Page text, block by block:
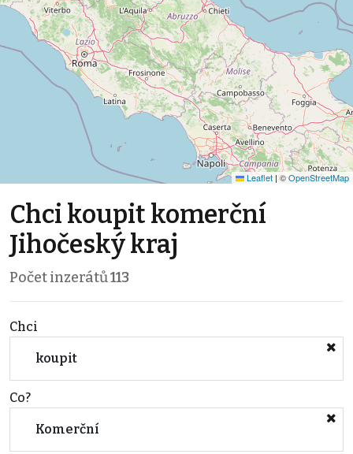
Leaflet |©OpenStreetMap
Chci koupit komerční
Jihočeský kraj
Počet inzerátů113
Chci
koupit
Co?
Komerční